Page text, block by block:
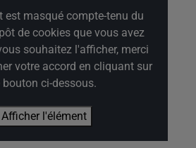
est masqué compte-tenu du
de cookies que vous avez
souhaitez l'afficher, merci
votre accord en cliquant sur
bouton ci-dessous.
Afficher l'élément